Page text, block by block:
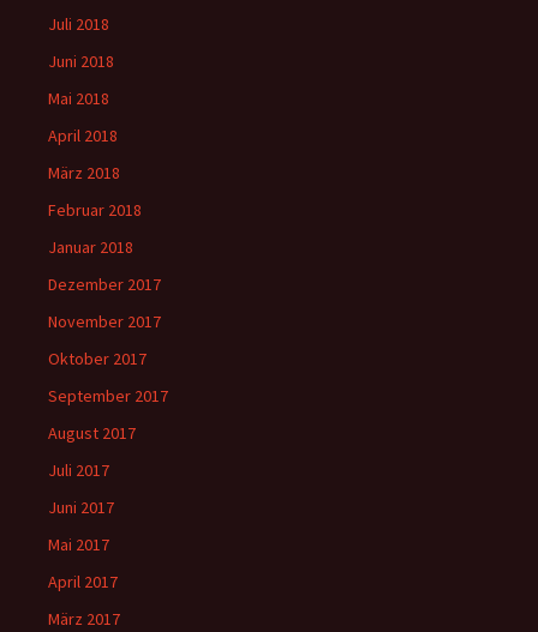
Juli 2018
Juni 2018
Mai 2018
April 2018
März 2018
Februar 2018
Januar 2018
Dezember 2017
November 2017
Oktober 2017
September 2017
August 2017
Juli 2017
Juni 2017
Mai 2017
April 2017
März 2017